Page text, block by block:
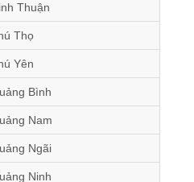
Thuận
Thọ
Yên
Bình
Nam
Ngãi
Ninh